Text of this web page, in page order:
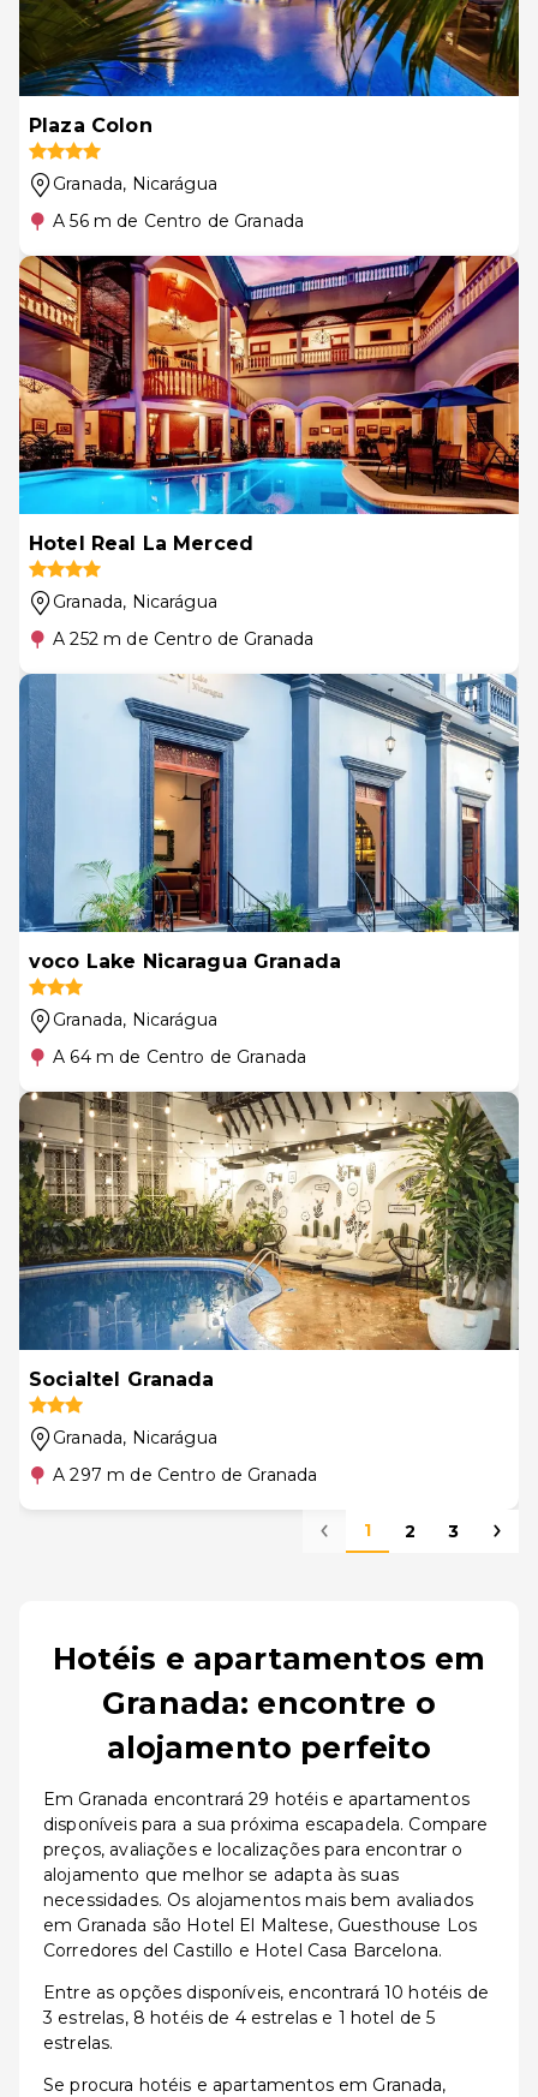
Plaza Colon
Granada, Nicarágua
A 56 m de Centro de Granada
Hotel Real La Merced
Granada, Nicarágua
A 252 m de Centro de Granada
voco Lake Nicaragua Granada
Granada, Nicarágua
A 64 m de Centro de Granada
Socialtel Granada
Granada, Nicarágua
A 297 m de Centro de Granada
1 2 3
Hotéis e apartamentos em
Granada: encontre o
alojamento perfeito
Em Granada encontrará 29 hotéis e apartamentos
disponíveis para a sua próxima escapadela. Compare
preços, avaliações e localizações para encontrar o
alojamento que melhor se adapta às suas
necessidades. Os alojamentos mais bem avaliados
em Granada são Hotel El Maltese, Guesthouse Los
Corredores del Castillo e Hotel Casa Barcelona.
Entre as opções disponíveis, encontrará 10 hotéis de
3 estrelas, 8 hotéis de 4 estrelas e 1 hotel de 5
estrelas.
Se procura hotéis e apartamentos em Granada,